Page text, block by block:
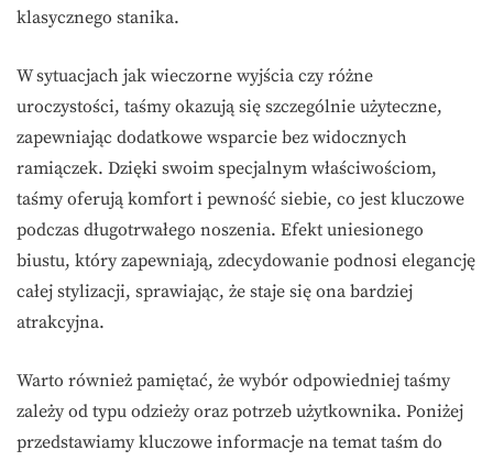
klasycznego stanika.
W sytuacjach jak wieczorne wyjścia czy różne
uroczystości, taśmy okazują się szczególnie użyteczne,
zapewniając dodatkowe wsparcie bez widocznych
ramiączek. Dzięki swoim specjalnym właściwościom,
taśmy oferują komfort i pewność siebie, co jest kluczowe
podczas długotrwałego noszenia. Efekt uniesionego
biustu, który zapewniają, zdecydowanie podnosi elegancję
całej stylizacji, sprawiając, że staje się ona bardziej
atrakcyjna.
Warto również pamiętać, że wybór odpowiedniej taśmy
zależy od typu odzieży oraz potrzeb użytkownika. Poniżej
przedstawiamy kluczowe informacje na temat taśm do